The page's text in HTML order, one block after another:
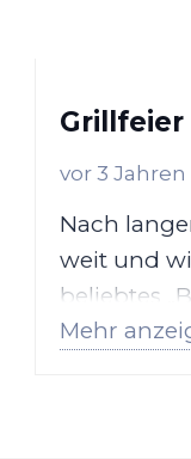
Grillfeier
vor 3 Jahren
Nach
weit und
beliebtes
gab…
Mehr